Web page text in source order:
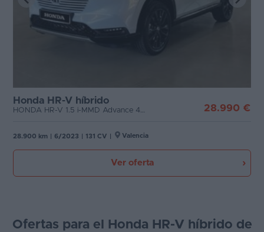
Honda HR-V híbrido
HONDA HR-V 1.5 i-MMD Advance 4x2 28.990 €
28.900 km 6/2023 131 CV Valencia
Ver oferta
Ofertas para el Honda HR-V híbrido de